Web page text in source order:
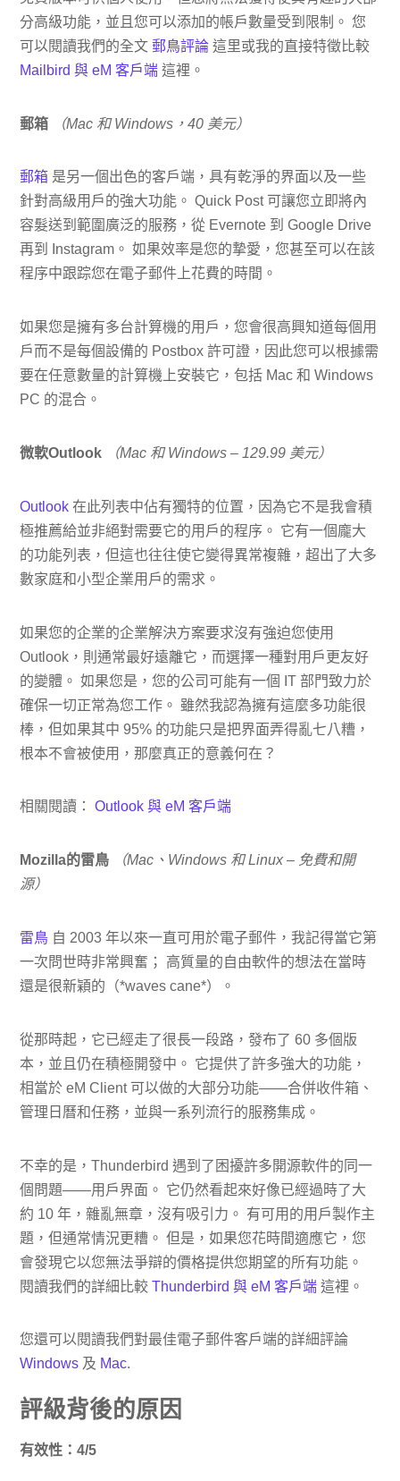
分高級功能，並且您可以添加的帳戶數量受到限制。 您
可以閱讀我們的全文郵鳥評論 這里或我的直接特徵比較
Mailbird 與 eM 客戶端 這裡。
郵箱 （Mac 和 Windows，40 美元）
郵箱 是另一個出色的客戶端，具有乾淨的界面以及一些
針對高級用戶的強大功能。 Quick Post 可讓您立即將內
容髮送到範圍廣泛的服務，從 Evernote 到 Google Drive
再到 Instagram。 如果效率是您的摯愛，您甚至可以在該
程序中跟踪您在電子郵件上花費的時間。
如果您是擁有多台計算機的用戶，您會很高興知道每個用
戶而不是每個設備的 Postbox 許可證，因此您可以根據需
要在任意數量的計算機上安裝它，包括 Mac 和 Windows
PC 的混合。
微軟Outlook （Mac 和 Windows – 129.99 美元）
Outlook 在此列表中佔有獨特的位置，因為它不是我會積
極推薦給並非絕對需要它的用戶的程序。 它有一個龐大
的功能列表，但這也往往使它變得異常複雜，超出了大多
數家庭和小型企業用戶的需求。
如果您的企業的企業解決方案要求沒有強迫您使用
Outlook，則通常最好遠離它，而選擇一種對用戶更友好
的變體。 如果您是，您的公司可能有一個 IT 部門致力於
確保一切正常為您工作。 雖然我認為擁有這麼多功能很
棒，但如果其中 95% 的功能只是把界面弄得亂七八糟，
根本不會被使用，那麼真正的意義何在？
相關閱讀：Outlook 與 eM 客戶端
Mozilla的雷鳥
（Mac、Windows 和 Linux – 免費和開
源）
雷鳥 自 2003 年以來一直可用於電子郵件，我記得當它第
一次問世時非常興奮； 高質量的自由軟件的想法在當時
還是很新穎的（*waves cane*）。
從那時起，它已經走了很長一段路，發布了 60 多個版
本，並且仍在積極開發中。 它提供了許多強大的功能，
相當於 eM Client 可以做的大部分功能——合併收件箱、
管理日曆和任務，並與一系列流行的服務集成。
不幸的是，Thunderbird 遇到了困擾許多開源軟件的同一
個問題——用戶界面。 它仍然看起來好像已經過時了大
約 10 年，雜亂無章，沒有吸引力。 有可用的用戶製作主
題，但通常情況更糟。 但是，如果您花時間適應它，您
會發現它以您無法爭辯的價格提供您期望的所有功能。
閱讀我們的詳細比較Thunderbird 與 eM 客戶端 這裡。
您還可以閱讀我們對最佳電子郵件客戶端的詳細評論
Windows 及 Mac.
評級背後的原因
有效性：4/5